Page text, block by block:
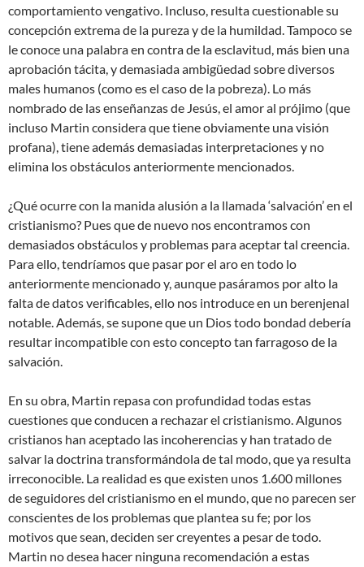
comportamiento vengativo. Incluso, resulta cuestionable su
concepción extrema de la pureza y de la humildad. Tampoco se
le conoce una palabra en contra de la esclavitud, más bien una
aprobación tácita, y demasiada ambigüedad sobre diversos
males humanos (como es el caso de la pobreza). Lo más
nombrado de las enseñanzas de Jesús, el amor al prójimo (que
incluso Martin considera que tiene obviamente una visión
profana), tiene además demasiadas interpretaciones y no
elimina los obstáculos anteriormente mencionados.
¿Qué ocurre con la manida alusión a la llamada ‘salvación’ en el
cristianismo? Pues que de nuevo nos encontramos con
demasiados obstáculos y problemas para aceptar tal creencia.
Para ello, tendríamos que pasar por el aro en todo lo
anteriormente mencionado y, aunque pasáramos por alto la
falta de datos verificables, ello nos introduce en un berenjenal
notable. Además, se supone que un Dios todo bondad debería
resultar incompatible con esto concepto tan farragoso de la
salvación.
En su obra, Martin repasa con profundidad todas estas
cuestiones que conducen a rechazar el cristianismo. Algunos
cristianos han aceptado las incoherencias y han tratado de
salvar la doctrina transformándola de tal modo, que ya resulta
irreconocible. La realidad es que existen unos 1.600 millones
de seguidores del cristianismo en el mundo, que no parecen ser
conscientes de los problemas que plantea su fe; por los
motivos que sean, deciden ser creyentes a pesar de todo.
Martin no desea hacer ninguna recomendación a estas